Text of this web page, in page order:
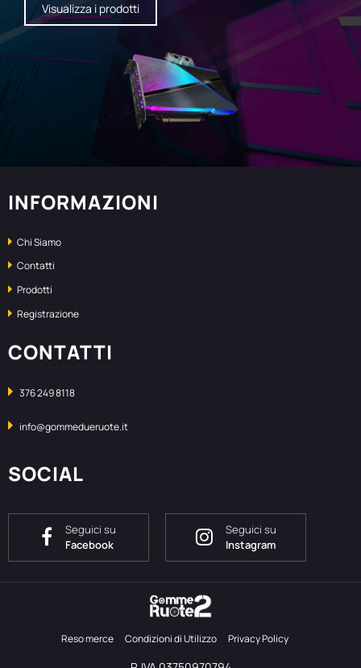
Visualizza i prodotti
INFORMAZIONI
Chi Siamo
Contatti
Prodotti
Registrazione
CONTATTI
376 249 8118
info@gommedueruote.it
SOCIAL
Seguici su
Facebook
Seguici su
Instagram
Reso merce Condizioni di Utilizzo Privacy Policy